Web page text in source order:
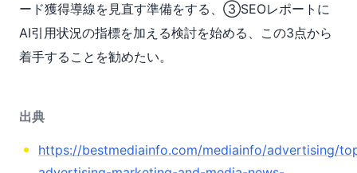
ード獲得導線を見直す準備をする、③SEOレポートに
AI引用状況の指標を加える検討を始める、この3点から
着手することを勧めたい。
出典
https://bestmediainfo.com/mediainfo/advertising/